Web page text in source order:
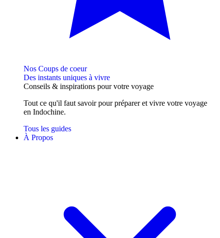
Nos Coups de coeur
Des instants uniques à vivre
Conseils & inspirations pour votre voyage
Tout ce qu'il faut savoir pour préparer et vivre votre voyage
en Indochine.
Tous les guides
À Propos